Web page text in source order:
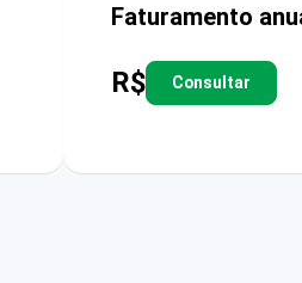
Faturamento
R$ Consultar